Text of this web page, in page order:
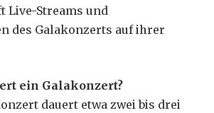
Live-Streams und
des Galakonzerts auf ihrer
ein Galakonzert?
dauert etwa zwei bis drei